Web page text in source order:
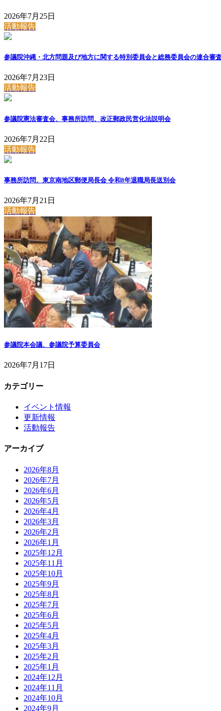
2026年7月25日
活動報告
参議院沖縄・北方問題及び地方に関する特別委員会と総務委員会の連合審
2026年7月23日
活動報告
参議院憲法審査会、事務所訪問、改正郵政民営化法説明会
2026年7月22日
活動報告
事務所訪問、東京南地区郵便局長会 令和8年退職局長送別会
2026年7月21日
活動報告
参議院本会議、参議院予算委員会
2026年7月17日
カテゴリー
イベント情報
更新情報
活動報告
アーカイブ
2026年8月
2026年7月
2026年6月
2026年5月
2026年4月
2026年3月
2026年2月
2026年1月
2025年12月
2025年11月
2025年10月
2025年9月
2025年8月
2025年7月
2025年6月
2025年5月
2025年4月
2025年3月
2025年2月
2025年1月
2024年12月
2024年11月
2024年10月
2024年9月